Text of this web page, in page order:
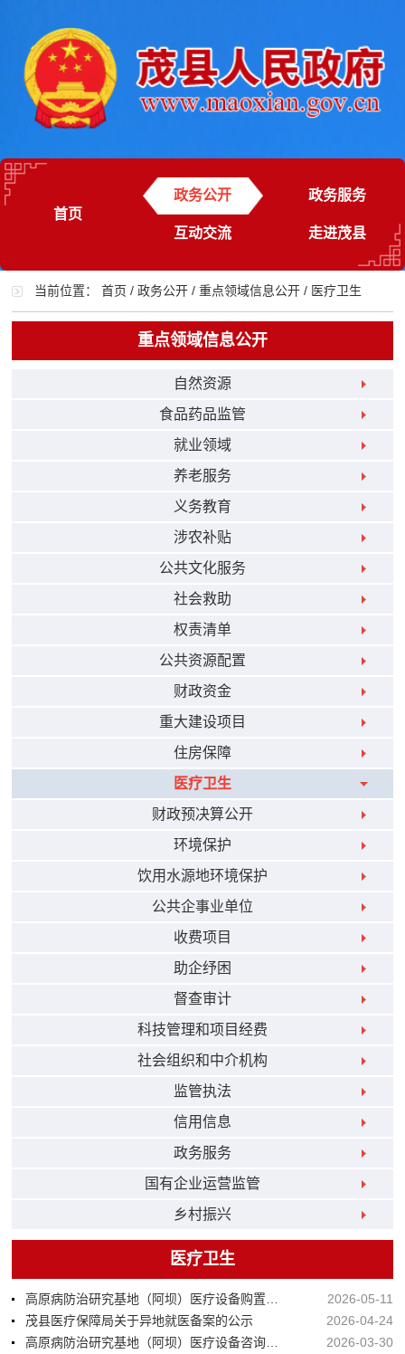
首页
政务公开 政务服务
互动交流 走进茂县
当前位置：首页 /政务公开 /重点领域信息公开 / 医疗卫生
重点领域信息公开
自然资源
食品药品监管
就业领域
养老服务
义务教育
涉农补贴
公共文化服务
社会救助
权责清单
公共资源配置
财政资金
重大建设项目
住房保障
医疗卫生
财政预决算公开
环境保护
饮用水源地环境保护
公共企事业单位
收费项目
助企纾困
督查审计
科技管理和项目经费
社会组织和中介机构
监管执法
信用信息
政务服务
国有企业运营监管
乡村振兴
医疗卫生
2026-05-11
茂县医疗保障局关于异地就医备案的公示
2026-04-24
2026-03-30